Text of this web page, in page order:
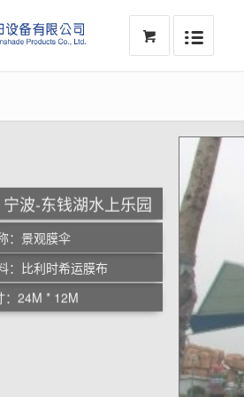
：上海-迪斯尼乐园
：遮阳帘
美国Sunbrella